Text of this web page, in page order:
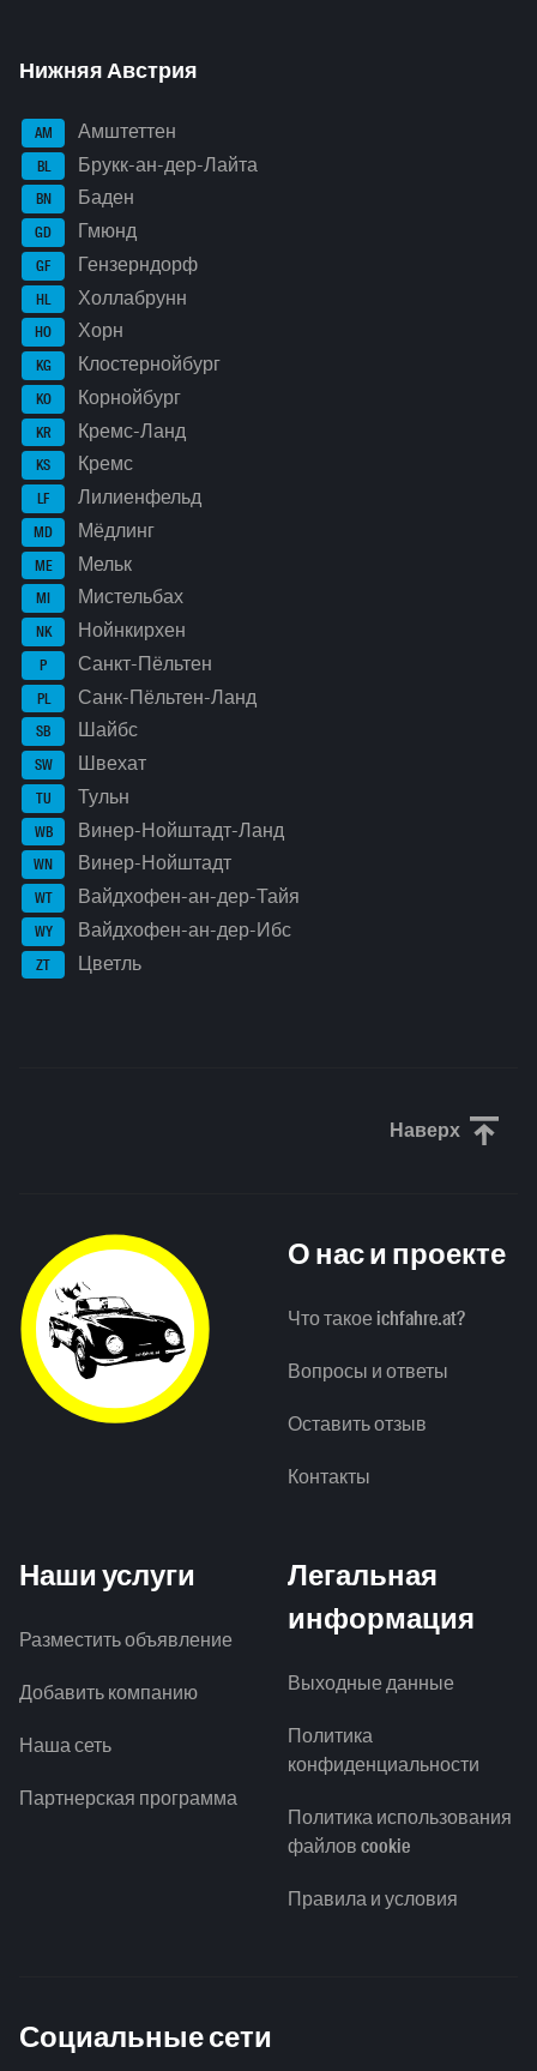
Нижняя Австрия
AM Амштеттен
BL Брукк-ан-дер-Лайта
BN Баден
GD Гмюнд
GF Гензерндорф
HL Холлабрунн
HO Хорн
KG Клостернойбург
KO Корнойбург
KR Кремс-Ланд
KS Кремс
LF Лилиенфельд
MD Мёдлинг
ME Мельк
MI Мистельбах
NK Нойнкирхен
P Санкт-Пёльтен
PL Санк-Пёльтен-Ланд
SB Шайбс
SW Швехат
TU Тульн
WB Винер-Нойштадт-Ланд
WN Винер-Нойштадт
WT Вайдхофен-ан-дер-Тайя
WY Вайдхофен-ан-дер-Ибс
ZT Цветль
Наверх
О нас и проекте
Что такое ichfahre.at?
Вопросы и ответы
Оставить отзыв
Контакты
Наши услуги
Разместить объявление
Добавить компанию
Наша сеть
Партнерская программа
Легальная
информация
Выходные данные
Политика
конфиденциальности
Политика использования
файлов cookie
Правила и условия
Социальные сети